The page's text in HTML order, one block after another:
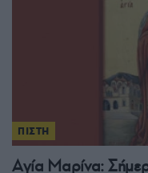
ΠΙΣΤΗ
Αγία Μαρίνα: